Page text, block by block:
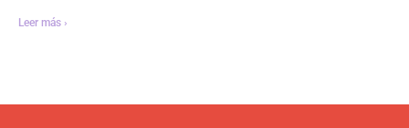
Leer más ›